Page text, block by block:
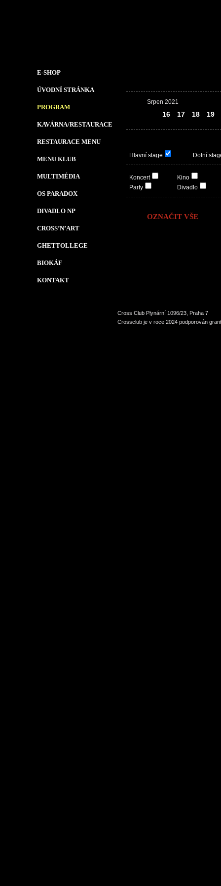
E-SHOP
ÚVODNÍ STRÁNKA
PROGRAM
KAVÁRNA/RESTAURACE
RESTAURACE MENU
MENU KLUB
MULTIMÉDIA
OS PARADOX
DIVADLO NP
CROSS’N’ART
GHETTOLLEGE
BIOKÁF
KONTAKT
Srpen 2021
16 17 18 19
Hlavní stage Dolní
Koncert
Party
Kino
Divadlo
OZNAČIT VŠE
Cross Club Plynární 1096/23, Praha 7
Crossclub je v roce 2024 podporován